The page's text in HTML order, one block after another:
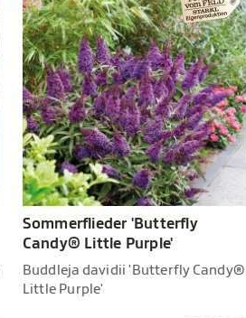
Sommerflieder 'Butterfly
Candy® Little Purple'
Buddleja davidii 'Butterfly Candy®
Little Purple'